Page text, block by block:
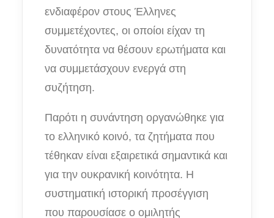
ενδιαφέρον στους Έλληνες
συμμετέχοντες, οι οποίοι είχαν τη
δυνατότητα να θέσουν ερωτήματα και
να συμμετάσχουν ενεργά στη
συζήτηση.
Παρότι η συνάντηση οργανώθηκε για
το ελληνικό κοινό, τα ζητήματα που
τέθηκαν είναι εξαιρετικά σημαντικά και
για την ουκρανική κοινότητα. Η
συστηματική ιστορική προσέγγιση
που παρουσίασε ο ομιλητής